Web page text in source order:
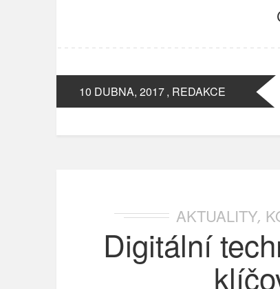
10 DUBNA, 2017, REDAKCE
AKTUALITY,
Digitální